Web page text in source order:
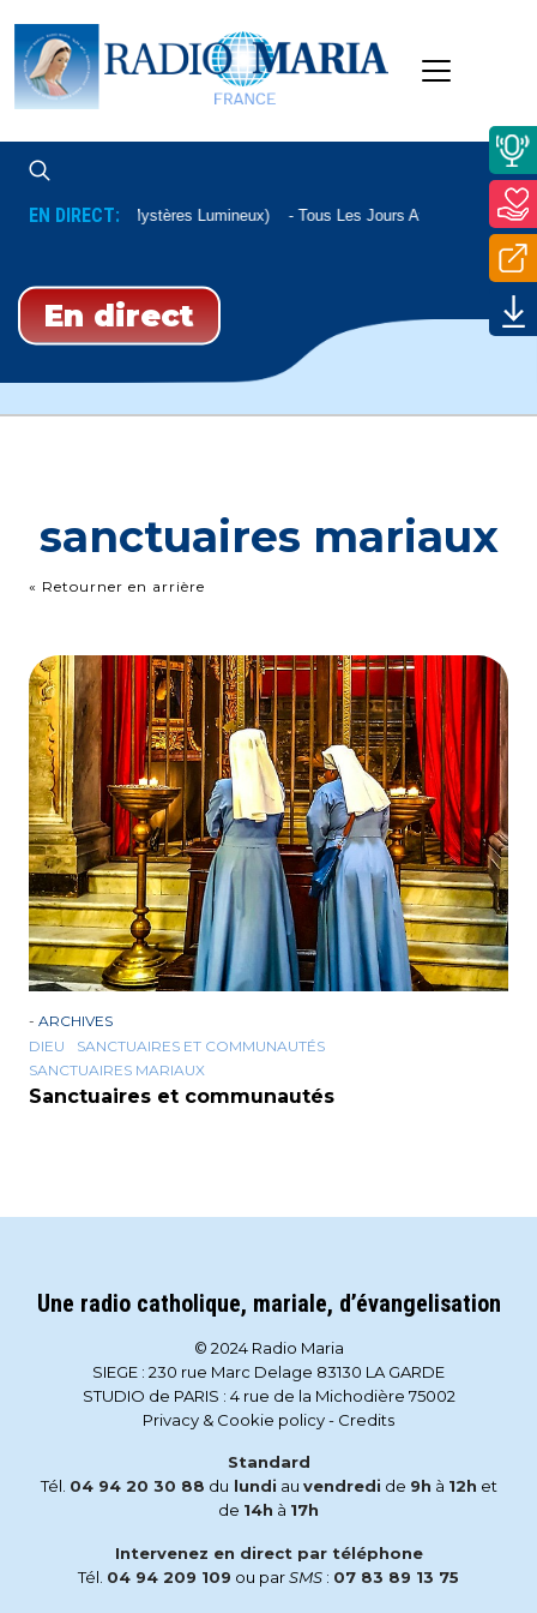
EN DIRECT:
Chapelet (Mystères Lumineux) Tous Les Jours Avec Un Auditeur
En direct
sanctuaires mariaux
« Retourner en arrière
- ARCHIVES
DIEU
SANCTUAIRES ET COMMUNAUTÉS
SANCTUAIRES MARIAUX
Sanctuaires et communautés
Une radio catholique, mariale, d’évangelisation
© 2024 Radio Maria
SIEGE : 230 rue Marc Delage 83130 LA GARDE
STUDIO de PARIS : 4 rue de la Michodière 75002
Privacy & Cookie policy- Credits
Standard
Tél. 04 94 20 30 88 du lundi au vendredi de 9h à 12h et
de 14h à 17h
Intervenez en direct par téléphone
Tél. 04 94 209 109 ou parSMS : 07 83 89 13 75